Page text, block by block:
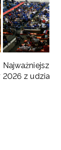
Najważniejsze
2026 z